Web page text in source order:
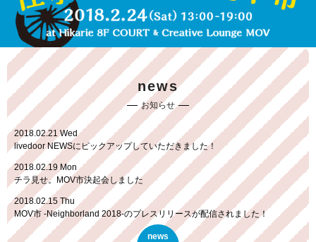
news
お知らせ
2018.02.21 Wed
livedoor NEWSにピックアップしていただきました！
2018.02.19 Mon
チラ見せ。MOV市決起会しました
2018.02.15 Thu
MOV市 -Neighborland 2018-のプレスリリースが配信されました！
2018.02.08 Thu
news